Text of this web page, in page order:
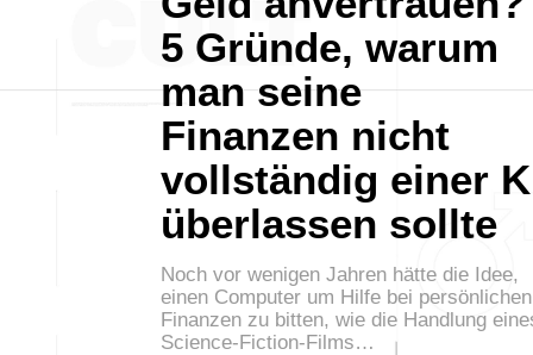
5 Gründe, warum
man seine
Finanzen nicht
vollständig einer
überlassen sollte
Noch vor wenigen Jahren hätte die Idee,
einen Computer um Hilfe bei persönlichen
Finanzen zu bitten, wie die Handlung
Science-Fiction-Films…